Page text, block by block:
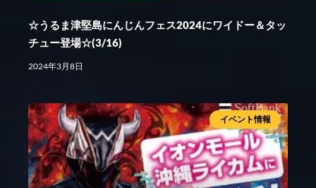
☆うるま津堅島にんじんフェス2024にワイドー＆タッ
チュー登場☆(3/16)
2024年3月8日
イベント情報